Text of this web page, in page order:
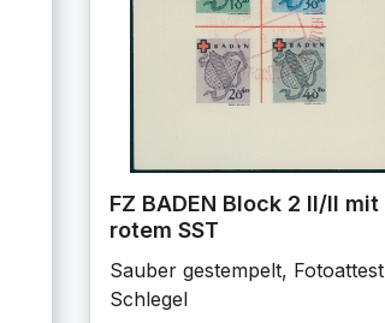
FZ BADEN Block 2 II/II mit
rotem SST
Sauber gestempelt, Fotoattest
Schlegel